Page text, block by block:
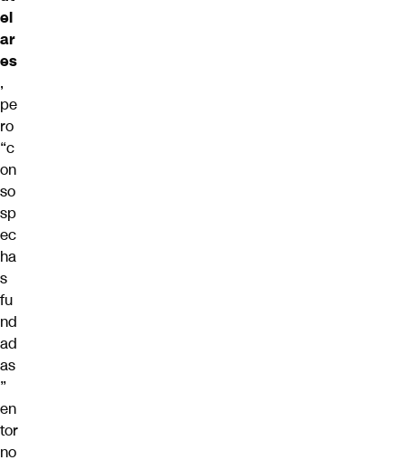
el
ar
es
,
pe
ro
“c
on
so
sp
ec
ha
s
fu
nd
ad
as
”
en
tor
no